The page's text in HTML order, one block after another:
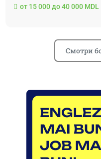
от 15 000 до 40 000 MDL
Смотри